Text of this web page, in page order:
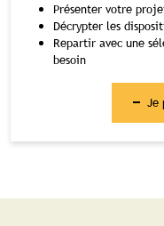
Présenter votre
Décrypter les
Repartir avec une
besoin
Je